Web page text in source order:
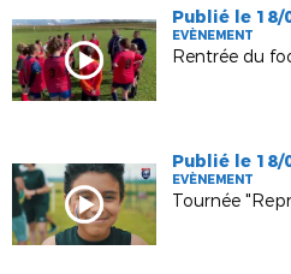
Publié le 18/
EVÈNEMENT
Publié le 18/
EVÈNEMENT